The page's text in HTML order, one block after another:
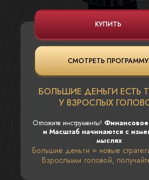
Отложите инструменты!
и Масштаб начинаются с
мыслях
Большие деньги = новые
Взрослыми головой,
БОЛЬШИЕ ДЕНЬГИ ЕСТЬ
У ВЗРОСЛЫХ
КУПИТЬ
СМОТРЕТЬ ПРОГРАММУ